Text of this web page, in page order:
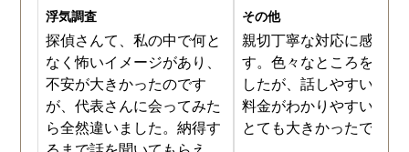
浮気調査
探偵さんて、私の中で何と
なく怖いイメージがあり、
不安が大きかったのです
が、代表さんに会ってみた
ら全然違いました。納得す
その他
親切丁寧な対応に感謝し
す。色々なところを探し
したが、話しやすいこと
料金がわかりやすいこと
とても大きかったです。